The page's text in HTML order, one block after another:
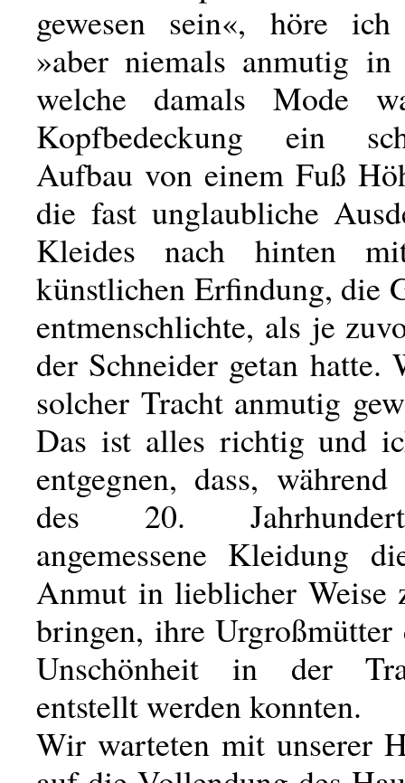
gewesen sein«, höre
»aber niemals anmutig in
welche damals Mode
Kopfbedeckung ein
Aufbau von einem Fuß
die fast unglaubliche
Kleides nach hinten
künstlichen Erfindung, die
entmenschlichte, als je
der Schneider getan hatte.
solcher Tracht anmutig
Das ist alles richtig und
entgegnen, dass,
des 20.
angemessene Kleidung
Anmut in lieblicher Weise
bringen, ihre Urgroßmütter
Unschönheit in der
entstellt werden konnten.
Wir warteten mit unserer